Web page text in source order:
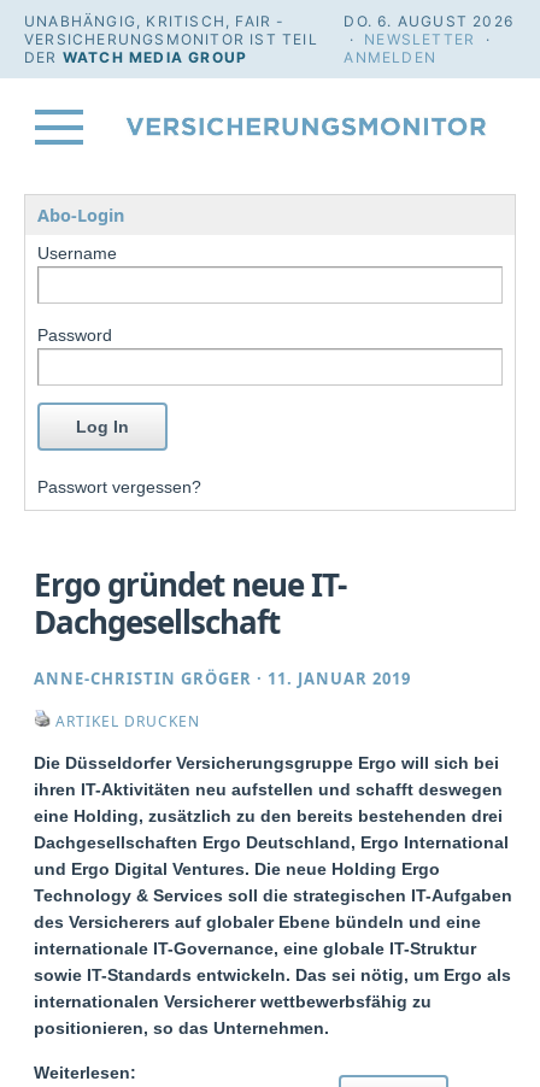
UNABHÄNGIG, KRITISCH, FAIR -
VERSICHERUNGSMONITOR IST TEIL
DER WATCH MEDIA GROUP
DO. 6. AUGUST 2026
· NEWSLETTER
·
ANMELDEN
Abo-Login
Username
Password
Passwort vergessen?
Ergo gründet neue IT-
Dachgesellschaft
ANNE-CHRISTIN GRÖGER · 11. JANUAR 2019
ARTIKEL DRUCKEN
Die Düsseldorfer Versicherungsgruppe Ergo will sich bei
ihren IT-Aktivitäten neu aufstellen und schafft deswegen
eine Holding, zusätzlich zu den bereits bestehenden drei
Dachgesellschaften Ergo Deutschland, Ergo International
und Ergo Digital Ventures. Die neue Holding Ergo
Technology & Services soll die strategischen IT-Aufgaben
des Versicherers auf globaler Ebene bündeln und eine
internationale IT-Governance, eine globale IT-Struktur
sowie IT-Standards entwickeln. Das sei nötig, um Ergo als
internationalen Versicherer wettbewerbsfähig zu
positionieren, so das Unternehmen.
Weiterlesen: